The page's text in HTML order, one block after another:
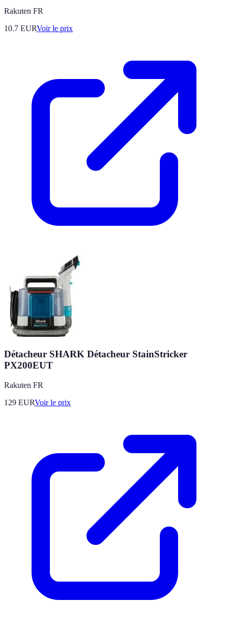
Rakuten FR
10.7 EURVoir le prix
Détacheur SHARK Détacheur StainStricker
PX200EUT
Rakuten FR
129 EURVoir le prix